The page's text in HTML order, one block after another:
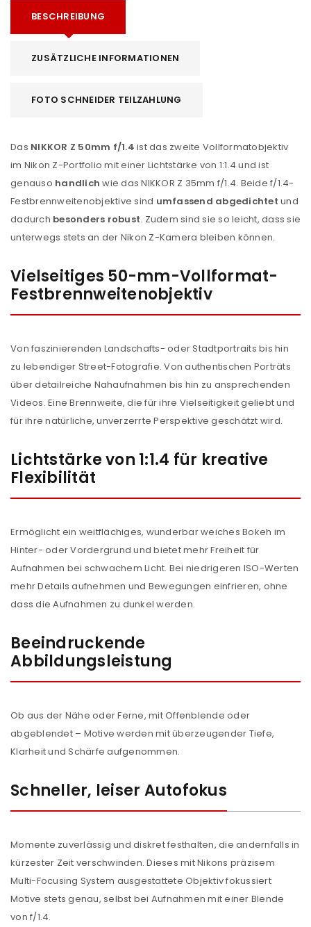
BESCHREIBUNG
ZUSÄTZLICHE INFORMATIONEN
FOTO SCHNEIDER TEILZAHLUNG
Das NIKKOR Z 50mm f/1.4 ist das zweite Vollformatobjektiv
im Nikon Z-Portfolio mit einer Lichtstärke von 1:1.4 und ist
genauso handlich wie das NIKKOR Z 35mm f/1.4. Beide f/1.4-
Festbrennweitenobjektive sind umfassend abgedichtet und
dadurch besonders robust. Zudem sind sie so leicht, dass sie
unterwegs stets an der Nikon Z-Kamera bleiben können.
Vielseitiges 50-mm-Vollformat-
Festbrennweitenobjektiv
Von faszinierenden Landschafts- oder Stadtportraits bis hin
zu lebendiger Street-Fotografie. Von authentischen Porträts
über detailreiche Nahaufnahmen bis hin zu ansprechenden
Videos. Eine Brennweite, die für ihre Vielseitigkeit geliebt und
für ihre natürliche, unverzerrte Perspektive geschätzt wird.
Lichtstärke von 1:1.4 für kreative
Flexibilität
Ermöglicht ein weitflächiges, wunderbar weiches Bokeh im
Hinter- oder Vordergrund und bietet mehr Freiheit für
Aufnahmen bei schwachem Licht. Bei niedrigeren ISO-Werten
mehr Details aufnehmen und Bewegungen einfrieren, ohne
dass die Aufnahmen zu dunkel werden.
Beeindruckende
Abbildungsleistung
Ob aus der Nähe oder Ferne, mit Offenblende oder
abgeblendet – Motive werden mit überzeugender Tiefe,
Klarheit und Schärfe aufgenommen.
Schneller, leiser Autofokus
Momente zuverlässig und diskret festhalten, die andernfalls in
kürzester Zeit verschwinden. Dieses mit Nikons präzisem
Multi-Focusing System ausgestattete Objektiv fokussiert
Motive stets genau, selbst bei Aufnahmen mit einer Blende
von f/1.4.